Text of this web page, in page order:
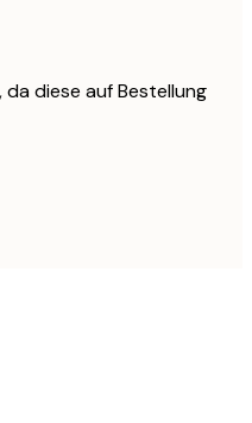
diese auf Bestellung